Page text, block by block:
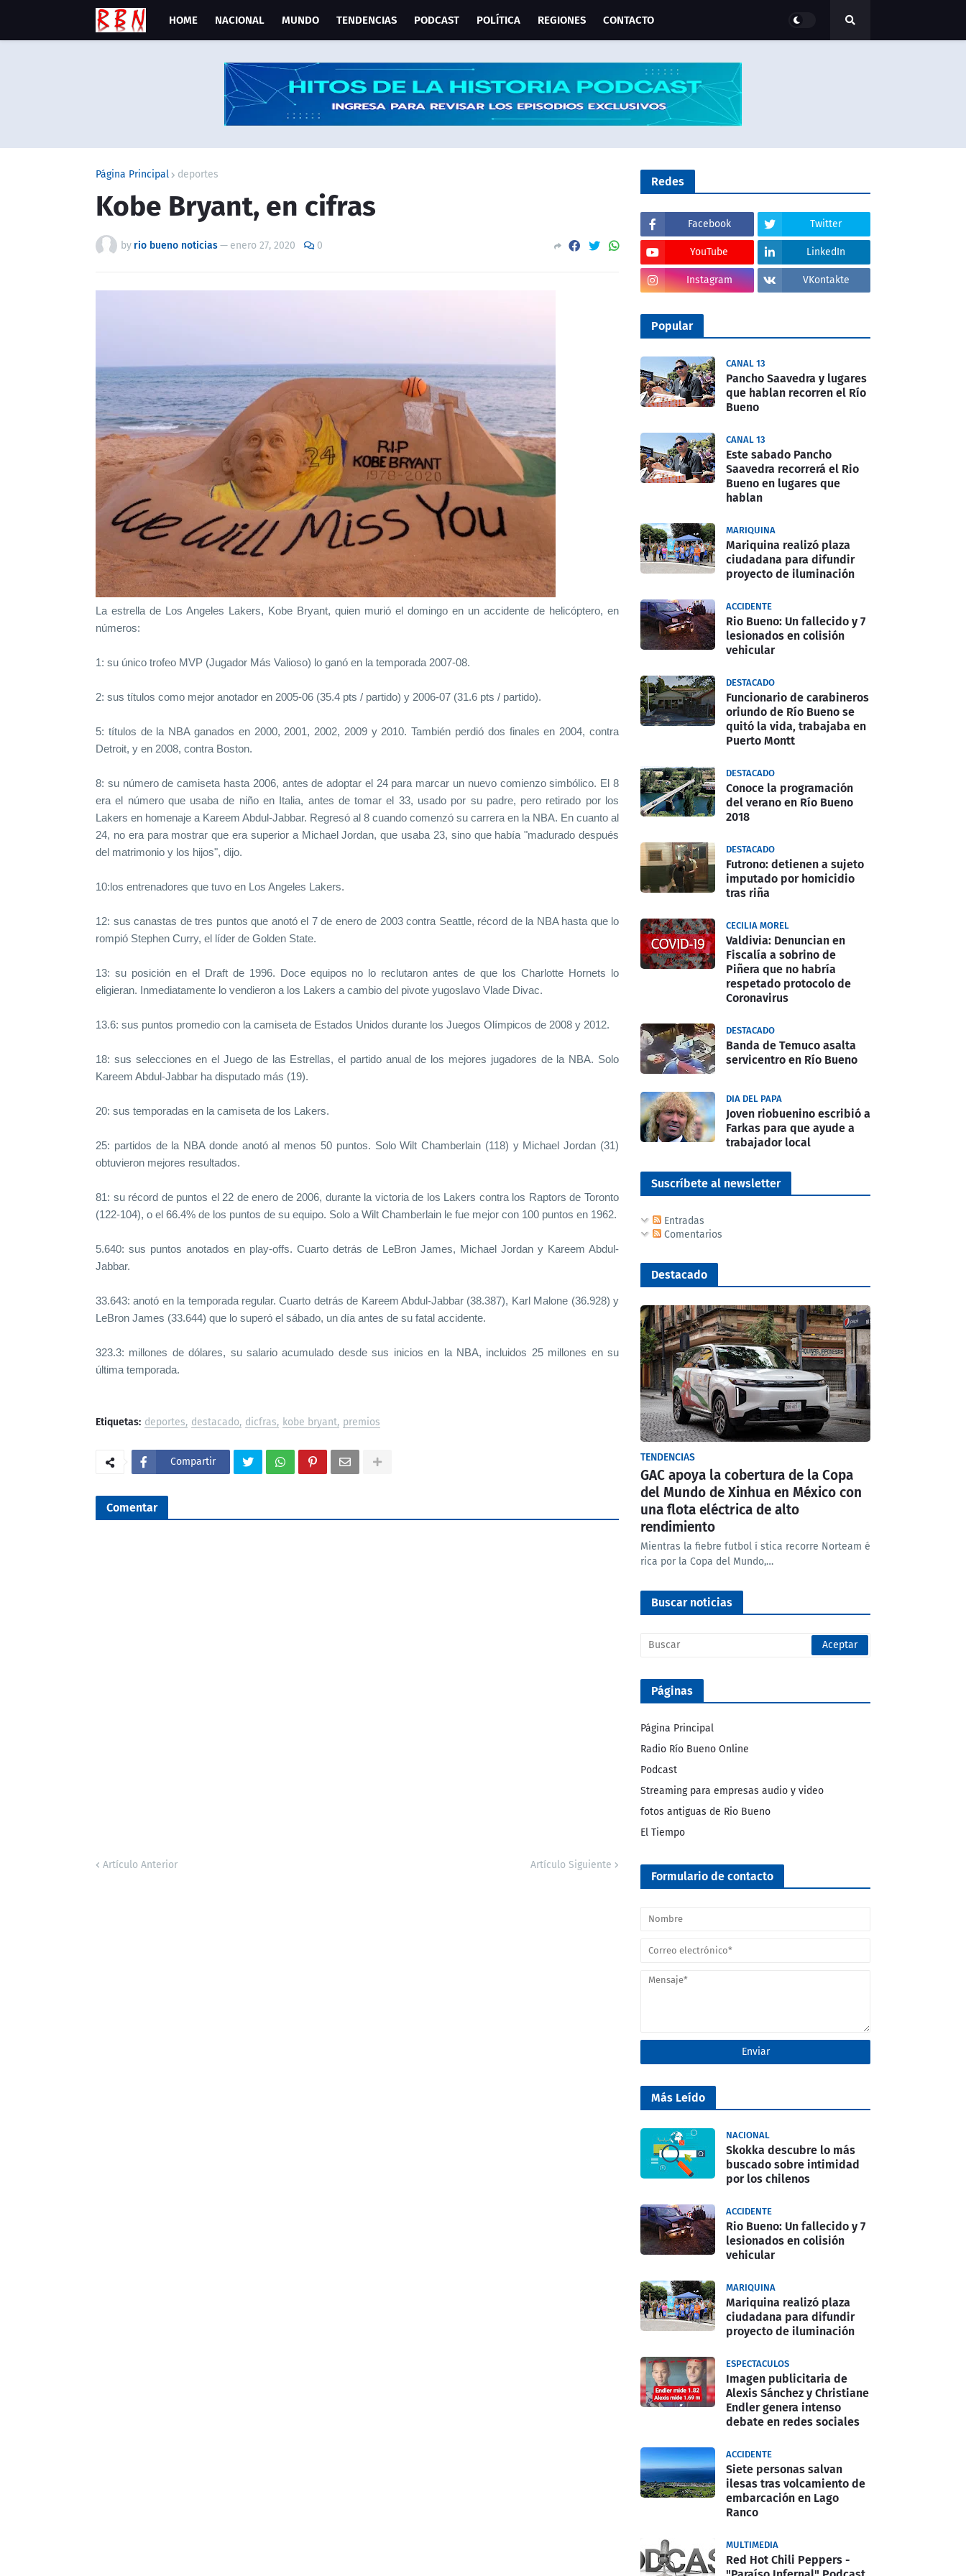
HOME NACIONAL MUNDO TENDENCIAS PODCAST POLÍTICA REGIONES CONTACTO
Página Principal deportes
Kobe Bryant, en cifras
by rio bueno noticias— enero 27, 2020 0
La estrella de Los Angeles Lakers, Kobe Bryant, quien murió el domingo en un accidente de helicóptero, en
números:
1: su único trofeo MVP (Jugador Más Valioso) lo ganó en la temporada 2007-08.
2: sus títulos como mejor anotador en 2005-06 (35.4 pts / partido) y 2006-07 (31.6 pts / partido).
5: títulos de la NBA ganados en 2000, 2001, 2002, 2009 y 2010. También perdió dos finales en 2004, contra
Detroit, y en 2008, contra Boston.
8: su número de camiseta hasta 2006, antes de adoptar el 24 para marcar un nuevo comienzo simbólico. El 8
era el número que usaba de niño en Italia, antes de tomar el 33, usado por su padre, pero retirado por los
Lakers en homenaje a Kareem Abdul-Jabbar. Regresó al 8 cuando comenzó su carrera en la NBA. En cuanto al
24, no era para mostrar que era superior a Michael Jordan, que usaba 23, sino que había "madurado después
del matrimonio y los hijos", dijo.
10:los entrenadores que tuvo en Los Angeles Lakers.
12: sus canastas de tres puntos que anotó el 7 de enero de 2003 contra Seattle, récord de la NBA hasta que lo
rompió Stephen Curry, el líder de Golden State.
13: su posición en el Draft de 1996. Doce equipos no lo reclutaron antes de que los Charlotte Hornets lo
eligieran. Inmediatamente lo vendieron a los Lakers a cambio del pivote yugoslavo Vlade Divac.
13.6: sus puntos promedio con la camiseta de Estados Unidos durante los Juegos Olímpicos de 2008 y 2012.
18: sus selecciones en el Juego de las Estrellas, el partido anual de los mejores jugadores de la NBA. Solo
Kareem Abdul-Jabbar ha disputado más (19).
20: sus temporadas en la camiseta de los Lakers.
25: partidos de la NBA donde anotó al menos 50 puntos. Solo Wilt Chamberlain (118) y Michael Jordan (31)
obtuvieron mejores resultados.
81: su récord de puntos el 22 de enero de 2006, durante la victoria de los Lakers contra los Raptors de Toronto
(122-104), o el 66.4% de los puntos de su equipo. Solo a Wilt Chamberlain le fue mejor con 100 puntos en 1962.
5.640: sus puntos anotados en play-offs. Cuarto detrás de LeBron James, Michael Jordan y Kareem Abdul-
Jabbar.
33.643: anotó en la temporada regular. Cuarto detrás de Kareem Abdul-Jabbar (38.387), Karl Malone (36.928) y
LeBron James (33.644) que lo superó el sábado, un día antes de su fatal accidente.
323.3: millones de dólares, su salario acumulado desde sus inicios en la NBA, incluidos 25 millones en su
última temporada.
Etiquetas: deportes destacado dicfras kobe bryant premios
Compartir
Comentar
Artículo Anterior Artículo Siguiente
Redes
Facebook Twitter
YouTube LinkedIn
Instagram VKontakte
Popular
CANAL 13
Pancho Saavedra y lugares
que hablan recorren el Río
Bueno
CANAL 13
Este sabado Pancho
Saavedra recorrerá el Rio
Bueno en lugares que
hablan
MARIQUINA
Mariquina realizó plaza
ciudadana para difundir
proyecto de iluminación
ACCIDENTE
Rio Bueno: Un fallecido y 7
lesionados en colisión
vehicular
DESTACADO
Funcionario de carabineros
oriundo de Río Bueno se
quitó la vida, trabajaba en
Puerto Montt
DESTACADO
Conoce la programación
del verano en Río Bueno
2018
DESTACADO
Futrono: detienen a sujeto
imputado por homicidio
tras riña
CECILIA MOREL
Valdivia: Denuncian en
Fiscalía a sobrino de
Piñera que no habría
respetado protocolo de
Coronavirus
DESTACADO
Banda de Temuco asalta
servicentro en Río Bueno
DIA DEL PAPA
Joven riobuenino escribió a
Farkas para que ayude a
trabajador local
Suscríbete al newsletter
Entradas
Comentarios
Destacado
TENDENCIAS
GAC apoya la cobertura de la Copa
del Mundo de Xinhua en México con
una flota eléctrica de alto
rendimiento
Mientras la fiebre futbol í stica recorre Norteam é
rica por la Copa del Mundo,…
Buscar noticias
Páginas
Página Principal
Radio Río Bueno Online
Podcast
Streaming para empresas audio y video
fotos antiguas de Rio Bueno
El Tiempo
Formulario de contacto
Más Leído
NACIONAL
Skokka descubre lo más
buscado sobre intimidad
por los chilenos
ACCIDENTE
Rio Bueno: Un fallecido y 7
lesionados en colisión
vehicular
MARIQUINA
Mariquina realizó plaza
ciudadana para difundir
proyecto de iluminación
ESPECTACULOS
Imagen publicitaria de
Alexis Sánchez y Christiane
Endler genera intenso
debate en redes sociales
ACCIDENTE
Siete personas salvan
ilesas tras volcamiento de
embarcación en Lago
Ranco
MULTIMEDIA
Red Hot Chili Peppers -